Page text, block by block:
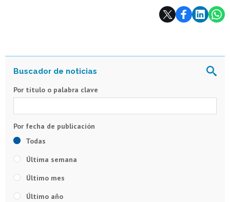
Por título o palabra clave
Todas
Última semana
Último mes
Último año